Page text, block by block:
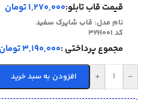
قیمت قاب تابلو:1,270,000 تومان
نام مدل: قاب شاپرک سفید
کد 32H001
مجموع پرداختی :3,190,000 تومان
-
+ افزودن به سبد خرید